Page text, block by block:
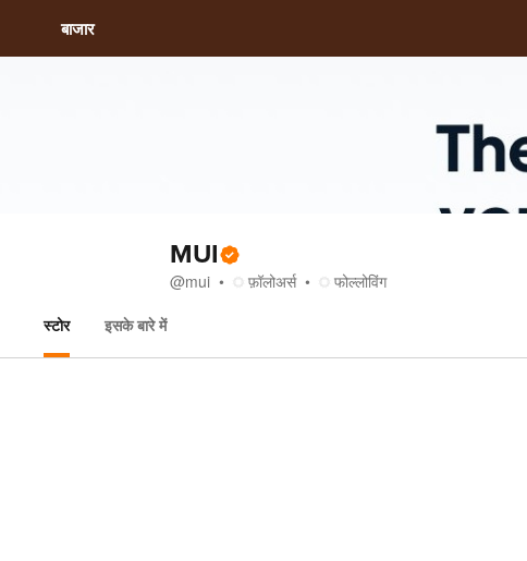
बाजार
MUI
@mui फ़ॉलोअर्स
फोल्लोविंग
स्टोर
इसके बारे में